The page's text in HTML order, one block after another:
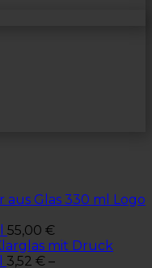
55,00 €
3,52 € –